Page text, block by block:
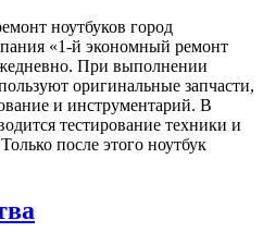
ноутбуков город
«1-й экономный ремонт
При выполнении
оригинальные запчасти,
и инструментарий. В
тестирование техники и
после этого ноутбук